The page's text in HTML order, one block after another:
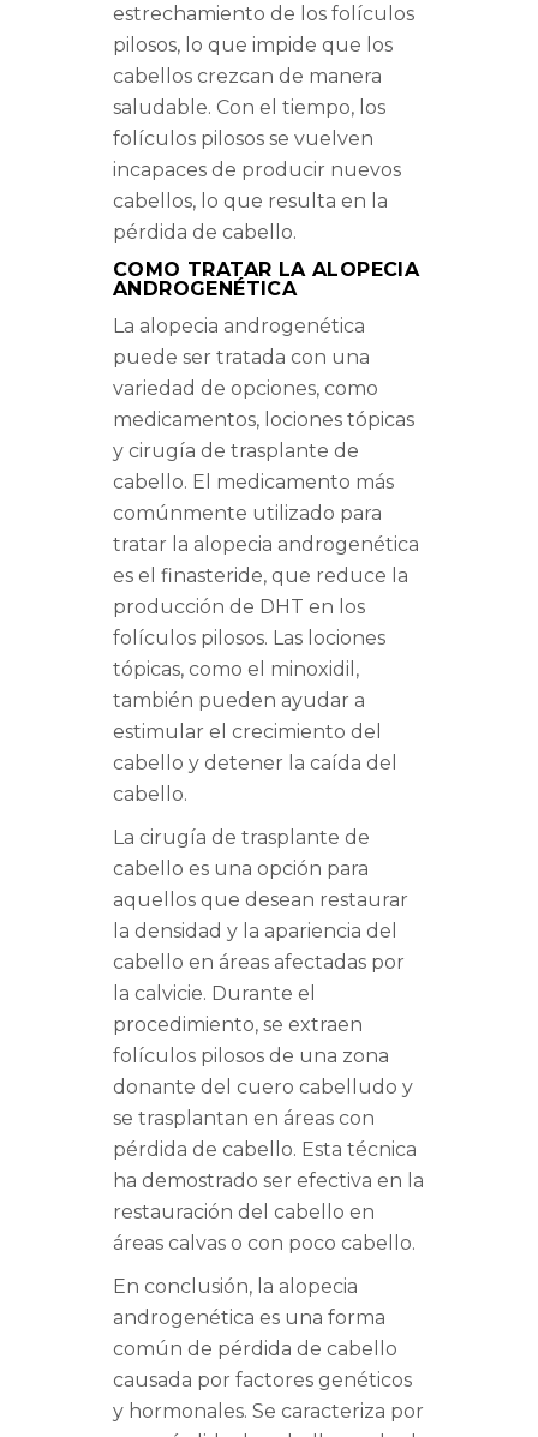
estrechamiento de los folículos
pilosos, lo que impide que los
cabellos crezcan de manera
saludable. Con el tiempo, los
folículos pilosos se vuelven
incapaces de producir nuevos
cabellos, lo que resulta en la
pérdida de cabello.
COMO TRATAR LA ALOPECIA
ANDROGENÉTICA
La alopecia androgenética
puede ser tratada con una
variedad de opciones, como
medicamentos, lociones tópicas
y cirugía de trasplante de
cabello. El medicamento más
comúnmente utilizado para
tratar la alopecia androgenética
es el finasteride, que reduce la
producción de DHT en los
folículos pilosos. Las lociones
tópicas, como el minoxidil,
también pueden ayudar a
estimular el crecimiento del
cabello y detener la caída del
cabello.
La cirugía de trasplante de
cabello es una opción para
aquellos que desean restaurar
la densidad y la apariencia del
cabello en áreas afectadas por
la calvicie. Durante el
procedimiento, se extraen
folículos pilosos de una zona
donante del cuero cabelludo y
se trasplantan en áreas con
pérdida de cabello. Esta técnica
ha demostrado ser efectiva en la
restauración del cabello en
áreas calvas o con poco cabello.
En conclusión, la alopecia
androgenética es una forma
común de pérdida de cabello
causada por factores genéticos
y hormonales. Se caracteriza por